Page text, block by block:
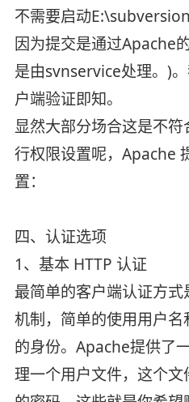
不需要启动
因为提交是通过Apache
是由svnservice处理。)
户端验证即知。
显然大部分场合这是不
行权限设置呢，Apache
置：
四、认证选项
1、基本 HTTP 认证
最简单的客户端认证方
机制，简单的使用用户
的身份。Apache提供了
理一个用户文件，这个